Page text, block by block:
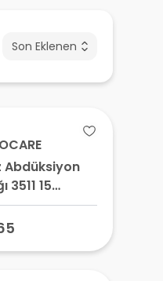
Son Eklenen
Abdüksiyon
3511 15